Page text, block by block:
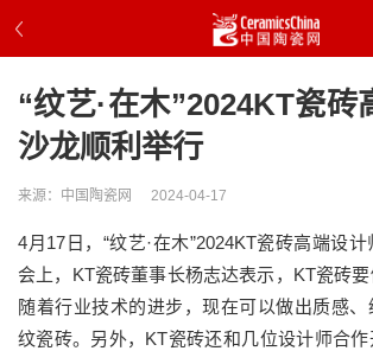
“纹艺·在木”2024KT瓷砖
沙龙顺利举行
来源：中国陶瓷网 2024-04-17
4月17日，“纹艺·在木”2024KT瓷砖高端设计
会上，KT瓷砖董事长杨志达表示，KT瓷砖要
随着行业技术的进步，现在可以做出质感
纹瓷砖。另外，KT瓷砖还和几位设计师合